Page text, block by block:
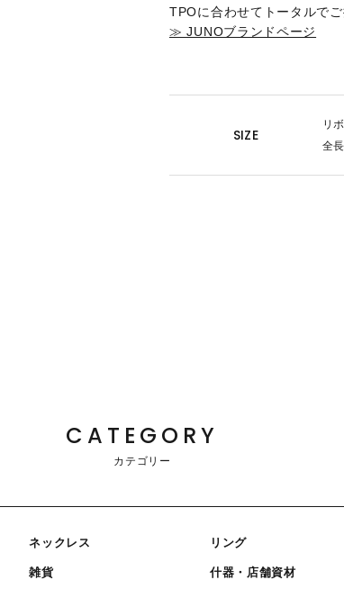
TPOに合わせてトータルでご
≫ JUNOブランドページ
SIZE
リ
全
CATEGORY
カテゴリー
ネックレス
雑貨
リング
什器・店舗資材